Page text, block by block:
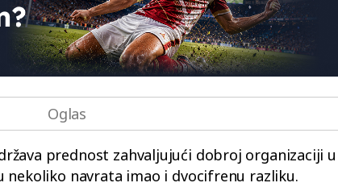
prednost zahvaljujući dobroj organizaciji u
nekoliko navrata imao i dvocifrenu razliku.